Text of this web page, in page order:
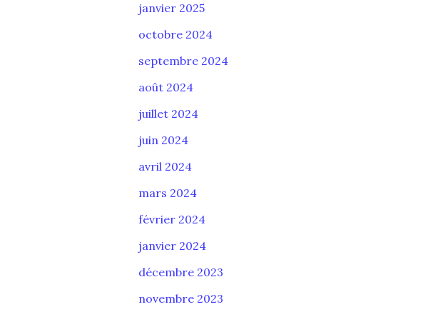
janvier 2025
octobre 2024
septembre 2024
août 2024
juillet 2024
juin 2024
avril 2024
mars 2024
février 2024
janvier 2024
décembre 2023
novembre 2023